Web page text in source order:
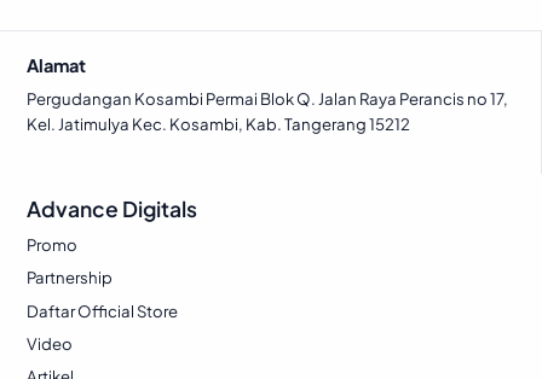
Alamat
Pergudangan Kosambi Permai Blok Q. Jalan Raya Perancis no 17,
Kel. Jatimulya Kec. Kosambi, Kab. Tangerang 15212
Advance Digitals
Promo
Partnership
Daftar Official Store
Video